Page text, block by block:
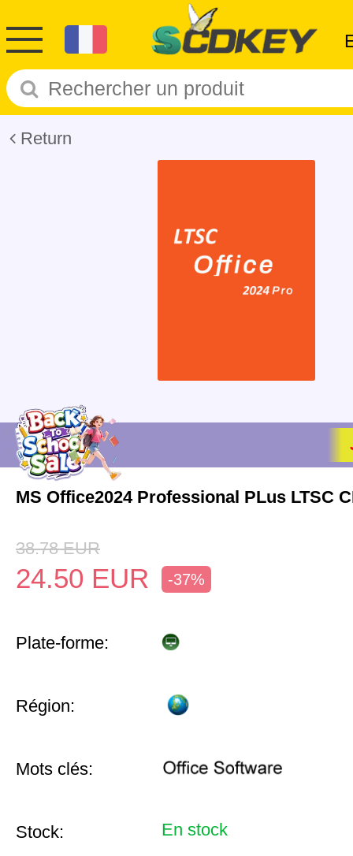
Return
MS Office2024 Professional PLus LTSC
38.78 EUR
24.50 EUR -37%
Plate-forme:
Région:
Mots clés:
Stock: En stock